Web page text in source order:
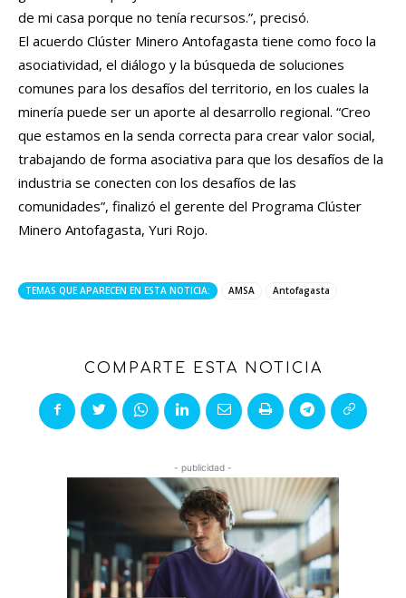
de mi casa porque no tenía recursos.”, precisó.
El acuerdo Clúster Minero Antofagasta tiene como foco la
asociatividad, el diálogo y la búsqueda de soluciones
comunes para los desafíos del territorio, en los cuales la
minería puede ser un aporte al desarrollo regional. “Creo
que estamos en la senda correcta para crear valor social,
trabajando de forma asociativa para que los desafíos de la
industria se conecten con los desafíos de las
comunidades”, finalizó el gerente del Programa Clúster
Minero Antofagasta, Yuri Rojo.
TEMAS QUE APARECEN EN ESTA NOTICIA: AMSA Antofagasta
COMPARTE ESTA NOTICIA
- publicidad -